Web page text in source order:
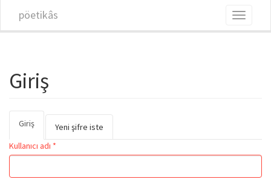
pöetikâs
Toggle
Giriş
Birincil sekmeler
Giriş
Yeni şifre iste
Kullanıcı adı *